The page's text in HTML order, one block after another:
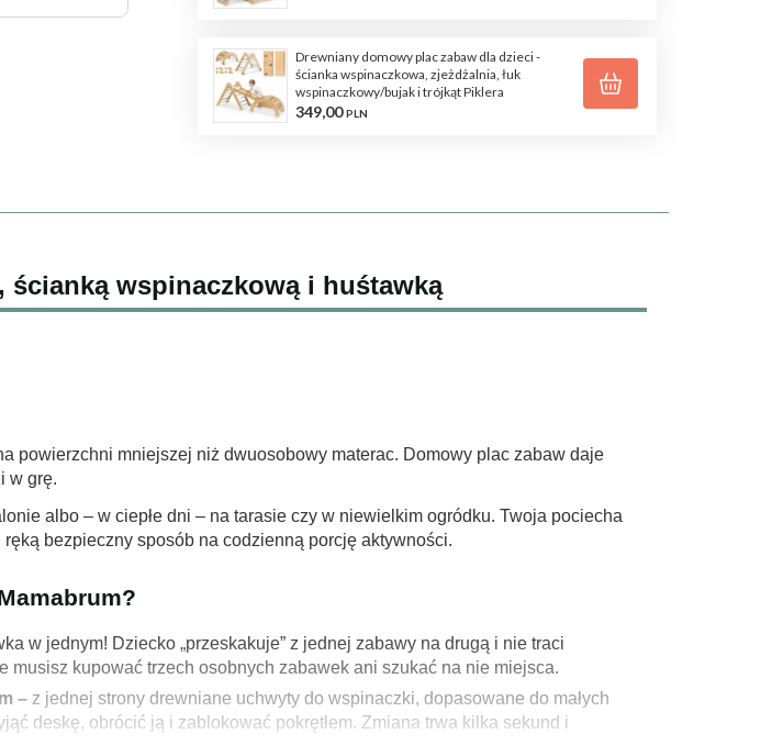
Drewniany domowy plac zabaw dla dzieci -
ścianka wspinaczkowa, zjeżdżalnia, łuk
wspinaczkowy/bujak i trójkąt Piklera
349,00 PLN
ścianką wspinaczkową i huśtawką
powierzchni mniejszej niż dwuosobowy materac. Domowy plac zabaw daje
w grę.
albo – w ciepłe dni – na tarasie czy w niewielkim ogródku. Twoja pociecha
bezpieczny sposób na codzienną porcję aktywności.
w jednym! Dziecko „przeskakuje” z jednej zabawy na drugą i nie traci
kupować trzech osobnych zabawek ani szukać na nie miejsca.
– z jednej strony drewniane uchwyty do wspinaczki, dopasowane do małych
deskę, obrócić ją i zablokować pokrętłem. Zmiana trwa kilka sekund i